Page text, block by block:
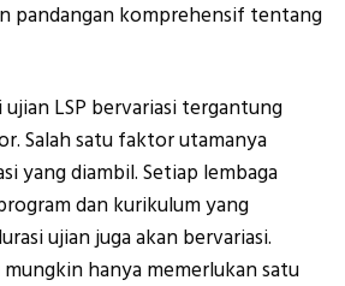
pandangan komprehensif tentang
ujian LSP bervariasi tergantung
Salah satu faktor utamanya
yang diambil. Setiap lembaga
dan kurikulum yang
ujian juga akan bervariasi.
hanya memerlukan satu